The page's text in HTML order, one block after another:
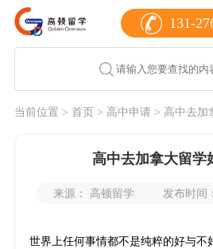
131-
当前位置 > 首页 > 高中申请> 高中去加
高中去加拿大留学
来源： 高顿留学 发布时间
世界上任何事情都不是纯粹的好与不